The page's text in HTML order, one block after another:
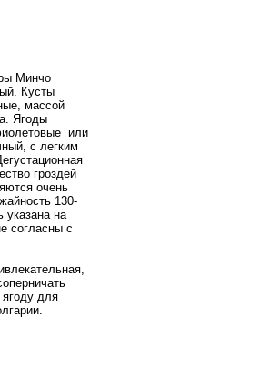
Минчо
Кусты
массой
Ягоды
или
с легким
гроздей
очень
130-
указана на
согласны с
для